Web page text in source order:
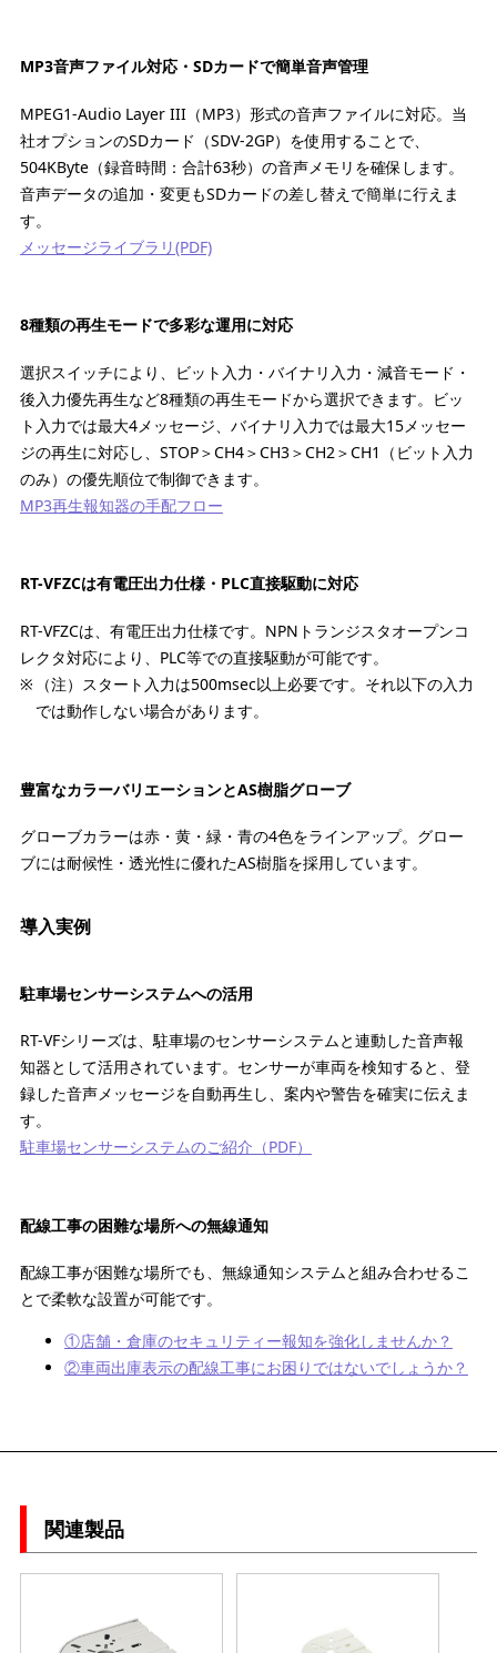
MP3音声ファイル対応・SDカードで簡単音声管理
MPEG1-Audio Layer III（MP3）形式の音声ファイルに対応。当
社オプションのSDカード（SDV-2GP）を使用することで、
504KByte（録音時間：合計63秒）の音声メモリを確保します。
音声データの追加・変更もSDカードの差し替えで簡単に行えま
す。
メッセージライブラリ(PDF)
8種類の再生モードで多彩な運用に対応
選択スイッチにより、ビット入力・バイナリ入力・減音モード・
後入力優先再生など8種類の再生モードから選択できます。ビッ
ト入力では最大4メッセージ、バイナリ入力では最大15メッセー
ジの再生に対応し、STOP＞CH4＞CH3＞CH2＞CH1（ビット入力
のみ）の優先順位で制御できます。
MP3再生報知器の手配フロー
RT-VFZCは有電圧出力仕様・PLC直接駆動に対応
RT-VFZCは、有電圧出力仕様です。NPNトランジスタオープンコ
レクタ対応により、PLC等での直接駆動が可能です。
（注）スタート入力は500msec以上必要です。それ以下の入力
では動作しない場合があります。
豊富なカラーバリエーションとAS樹脂グローブ
グローブカラーは赤・黄・緑・青の4色をラインアップ。グロー
ブには耐候性・透光性に優れたAS樹脂を採用しています。
導入実例
駐車場センサーシステムへの活用
RT-VFシリーズは、駐車場のセンサーシステムと連動した音声報
知器として活用されています。センサーが車両を検知すると、登
録した音声メッセージを自動再生し、案内や警告を確実に伝えま
す。
駐車場センサーシステムのご紹介（PDF）
配線工事の困難な場所への無線通知
配線工事が困難な場所でも、無線通知システムと組み合わせるこ
とで柔軟な設置が可能です。
①店舗・倉庫のセキュリティー報知を強化しませんか？
②車両出庫表示の配線工事にお困りではないでしょうか？
関連製品